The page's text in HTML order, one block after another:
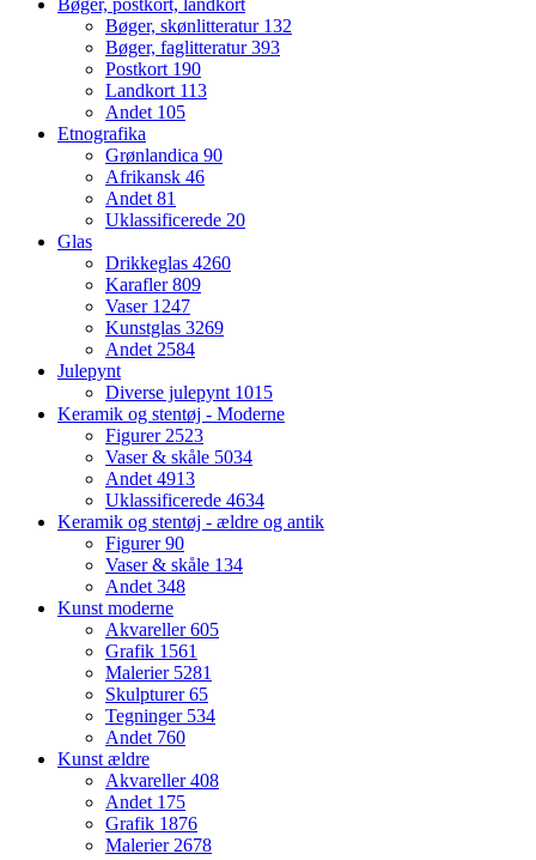
Bøger, postkort, landkort
Bøger, skønlitteratur 132
Bøger, faglitteratur393
Postkort 190
Landkort 113
Andet 105
Etnografika
Grønlandica 90
Afrikansk 46
Andet81
Uklassificerede 20
Glas
Drikkeglas 4260
Karafler809
Vaser 1247
Kunstglas 3269
Andet2584
Julepynt
Diverse julepynt 1015
Keramik og stentøj - Moderne
Figurer2523
Vaser & skåle 5034
Andet4913
Uklassificerede 4634
Keramik og stentøj - ældre og antik
Figurer90
Vaser & skåle 134
Andet348
Kunst moderne
Akvareller605
Grafik 1561
Malerier 5281
Skulpturer65
Tegninger 534
Andet 760
Kunst ældre
Akvareller408
Andet 175
Grafik 1876
Malerier2678